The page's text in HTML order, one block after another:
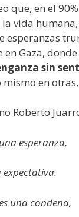
que, en el
vida
esperanzas
Gaza, donde
sin
mismo en
Roberto
esperanza,
una condena,